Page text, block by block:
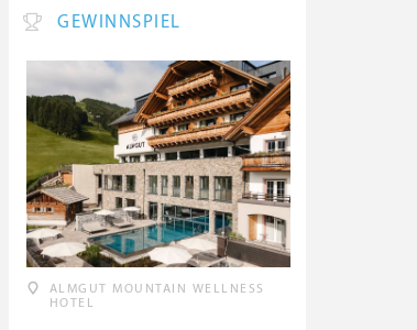
GEWINNSPIEL
ALMGUT MOUNTAIN WELLNESS
HOTEL